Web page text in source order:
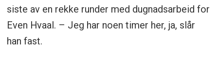
siste av en rekke runder med dugnadsarbeid for
Even Hvaal. – Jeg har noen timer her, ja, slår
han fast.